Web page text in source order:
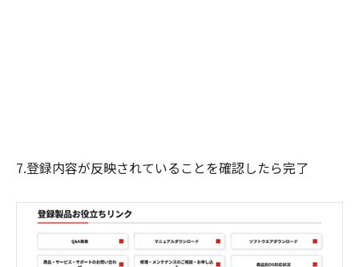
7.登録内容が反映されていることを確認したら完了